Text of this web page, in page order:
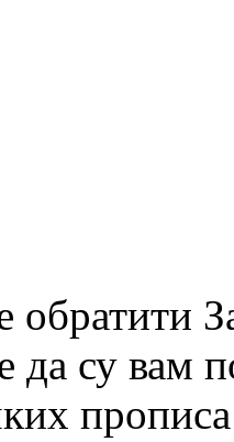
обратити
да су вам